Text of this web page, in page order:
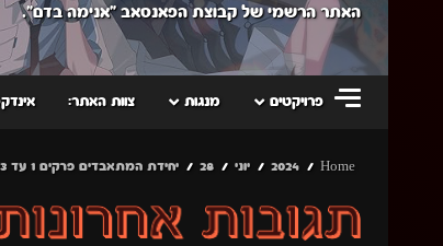
האתר הרשמי של קבוצת הפאנסאב "אנימה בדם".
פרויקטים מנגות צוות האתר:
Home
2024 יוני 28 יחידת המתאבדים פרקים 1 עד 3!